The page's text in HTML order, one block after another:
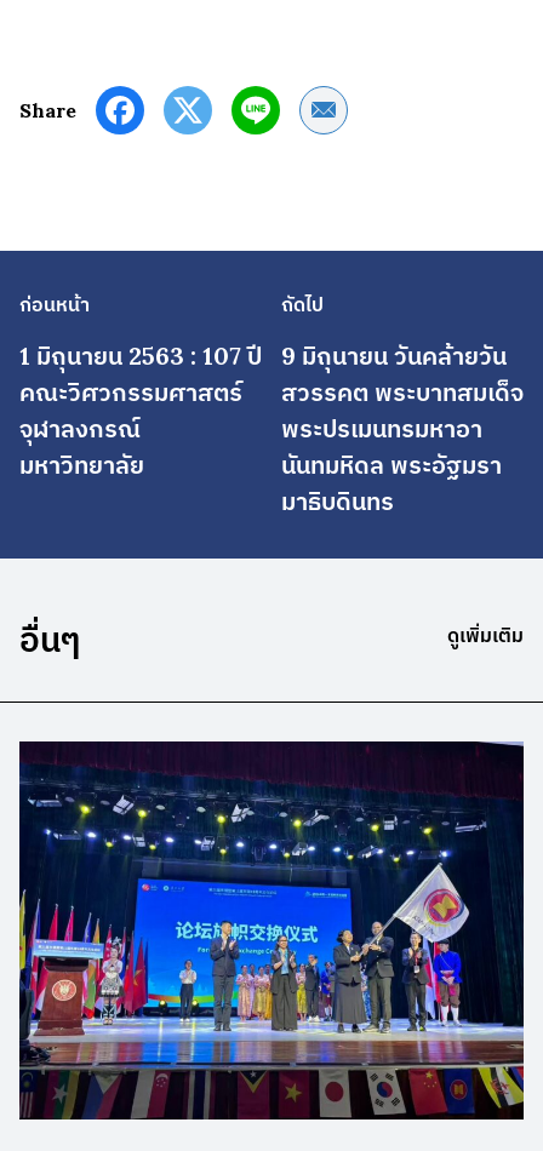
Share Share by Email
ก่อนหน้า
1 มิถุนายน 2563 : 107 ปี
คณะวิศวกรรมศาสตร์
จุฬาลงกรณ์
มหาวิทยาลัย
ถัดไป
9 มิถุนายน วันคล้ายวัน
สวรรคต พระบาทสมเด็จ
พระปรเมนทรมหาอา
นันทมหิดล พระอัฐมรา
มาธิบดินทร
อื่นๆ ดูเพิ่มเติม